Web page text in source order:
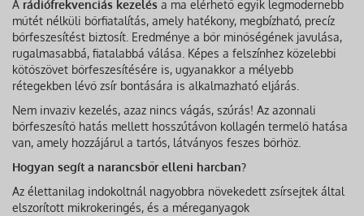
A rádiófrekvenciás kezelés a ma elérhető egyik legmodernebb
műtét nélküli bőrfiatalítás, amely hatékony, megbízható, precíz
bőrfeszesítést biztosít. Eredménye a bőr minőségének javulása,
rugalmasabbá, fiatalabbá válása. Képes a felszínhez közelebbi
kötőszövet bőrfeszesítésére is, ugyanakkor a mélyebb
rétegekben lévő zsír bontására is alkalmazható eljárás.
Nem invaziv kezelés, azaz nincs vágás, szúrás! Az azonnali
bőrfeszesítő hatás mellett hosszútávon kollagén termelő hatása
van, amely hozzájárul a tartós, látványos feszes bőrhöz.
Hogyan segít a narancsbőr elleni harcban?
Az élettanilag indokoltnál nagyobbra növekedett zsírsejtek által
elszorított mikrokeringés, és a méreganyagok